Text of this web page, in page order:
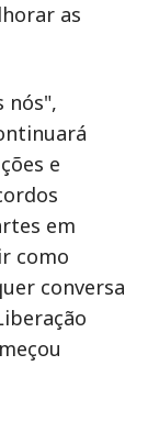
as
nós",
e
em
como
conversa